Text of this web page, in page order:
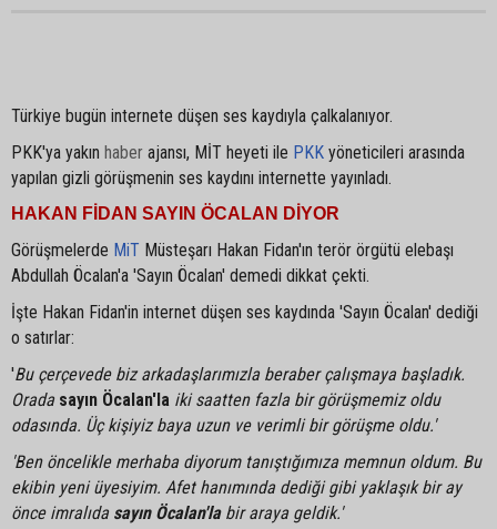
Türkiye bugün internete düşen ses kaydıyla çalkalanıyor.
PKK'ya yakın haber ajansı, MİT heyeti ile PKK yöneticileri arasında
yapılan gizli görüşmenin ses kaydını internette yayınladı.
HAKAN FİDAN SAYIN ÖCALAN DİYOR
Görüşmelerde MiT Müsteşarı Hakan Fidan'ın terör örgütü elebaşı
Abdullah Öcalan'a 'Sayın Öcalan' demedi dikkat çekti.
İşte Hakan Fidan'in internet düşen ses kaydında 'Sayın Öcalan' dediği
o satırlar:
'Bu çerçevede biz arkadaşlarımızla beraber çalışmaya başladık.
Orada sayın Öcalan'la iki saatten fazla bir görüşmemiz oldu
odasında. Üç kişiyiz baya uzun ve verimli bir görüşme oldu.'
'Ben öncelikle merhaba diyorum tanıştığımıza memnun oldum. Bu
ekibin yeni üyesiyim. Afet hanımında dediği gibi yaklaşık bir ay
önce imralıda sayın Öcalan'labir araya geldik.'